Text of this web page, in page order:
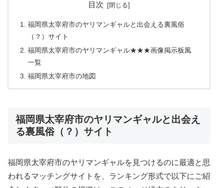
目次
福岡県太宰府市のヤリマンギャルと出会える裏風俗
（？）サイト
福岡県太宰府市のヤリマンギャル★★★画像掲示板風
一覧
福岡県太宰府市の地図
福岡県太宰府市のヤリマンギャルと出会え
る裏風俗（？）サイト
福岡県太宰府市のヤリマンギャルを見つけるのに最適と思
われるマッチングサイトを、ランキング形式で以下にご紹